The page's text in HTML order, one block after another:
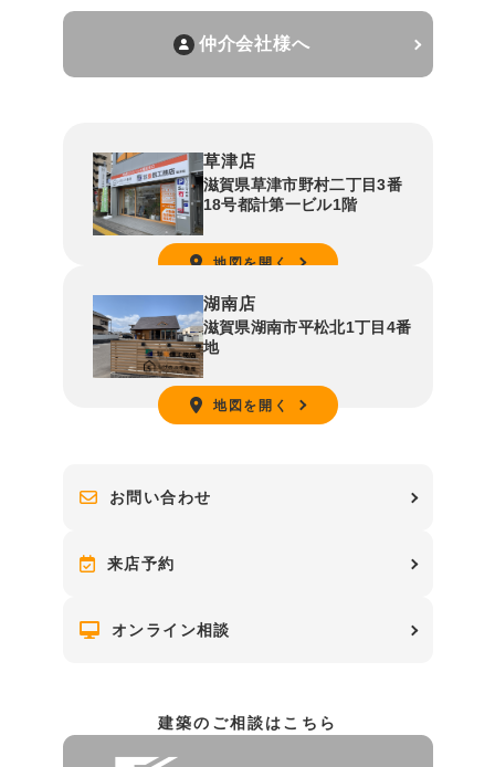
仲介会社様へ
草津店
滋賀県草津市野村二丁目3番
18号都計第一ビル1階
地図を開く
湖南店
滋賀県湖南市平松北1丁目4番
地
地図を開く
お問い合わせ
来店予約
オンライン相談
建築のご相談はこちら